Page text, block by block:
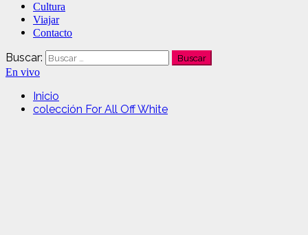
Cultura
Viajar
Contacto
Buscar:
En vivo
Inicio
colección For All Off White